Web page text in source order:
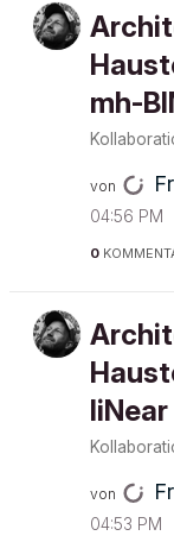
mh-
von
04:56 PM
0
liNear
von
04:53 PM